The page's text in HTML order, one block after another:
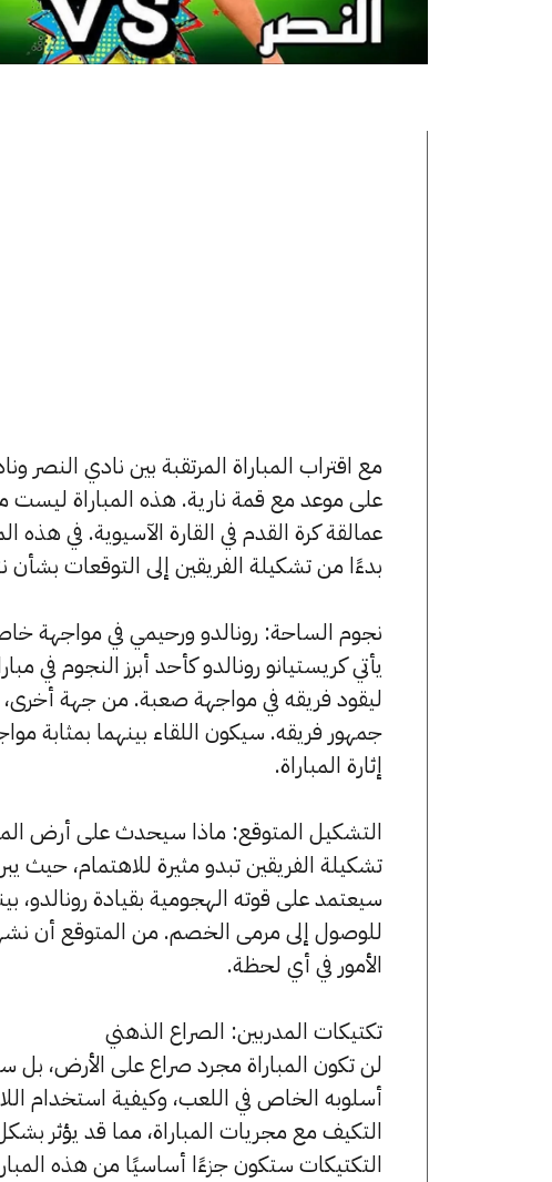
مع اقتراب المباراة المرتقبة بين نادي
على موعد مع قمة نارية. هذه المباراة
عمالقة كرة القدم في القارة الآسيوية. في
بدءًا من تشكيلة الفريقين إلى التوقعات بشأن
نجوم الساحة: رونالدو ورحيمي في مواجهة
يأتي كريستيانو رونالدو كأحد أبرز النجوم في
ليقود فريقه في مواجهة صعبة. من جهة أخرى،
جمهور فريقه. سيكون اللقاء بينهما بمثابة
إثارة المباراة.
التشكيل المتوقع: ماذا سيحدث على أرض
تشكيلة الفريقين تبدو مثيرة للاهتمام، حيث
سيعتمد على قوته الهجومية بقيادة رونالدو،
للوصول إلى مرمى الخصم. من المتوقع أن
الأمور في أي لحظة.
تكتيكات المدربين: الصراع الذهني
لن تكون المباراة مجرد صراع على الأرض،
أسلوبه الخاص في اللعب، وكيفية استخدام
التكيف مع مجريات المباراة، مما قد يؤثر
التكتيكات ستكون جزءًا أساسيًا من هذه